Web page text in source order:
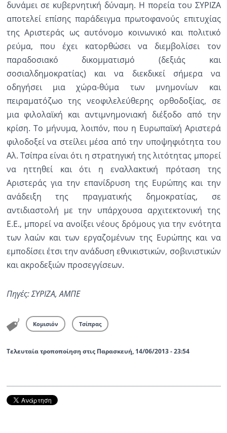
δυνάμει σε κυβερνητική δύναμη. Η πορεία του ΣΥΡΙΖΑ
αποτελεί επίσης παράδειγμα πρωτοφανούς επιτυχίας
της Αριστεράς ως αυτόνομο κοινωνικό και πολιτικό
ρεύμα, που έχει κατορθώσει να διεμβολίσει τον
παραδοσιακό δικομματισμό (δεξιάς και
σοσιαλδημοκρατίας) και να διεκδικεί σήμερα να
οδηγήσει μια χώρα-θύμα των μνημονίων και
πειραματόζωο της νεοφιλελεύθερης ορθοδοξίας, σε
μια φιλολαϊκή και αντιμνημονιακή διέξοδο από την
κρίση. Το μήνυμα, λοιπόν, που η Ευρωπαϊκή Αριστερά
φιλοδοξεί να στείλει μέσα από την υποψηφιότητα του
Αλ. Τσίπρα είναι ότι η στρατηγική της λιτότητας μπορεί
να ηττηθεί και ότι η εναλλακτική πρόταση της
Αριστεράς για την επανίδρυση της Ευρώπης και την
ανάδειξη της πραγματικής δημοκρατίας, σε
αντιδιαστολή με την υπάρχουσα αρχιτεκτονική της
Ε.Ε., μπορεί να ανοίξει νέους δρόμους για την ενότητα
των λαών και των εργαζομένων της Ευρώπης και να
εμποδίσει έτσι την ανάδυση εθνικιστικών, σοβινιστικών
και ακροδεξιών προσεγγίσεων.
Πηγές: ΣΥΡΙΖΑ, ΑΜΠΕ
Κομισιόν Τσίπρας
Τελευταία τροποποίηση στις Παρασκευή, 14/06/2013 - 23:54